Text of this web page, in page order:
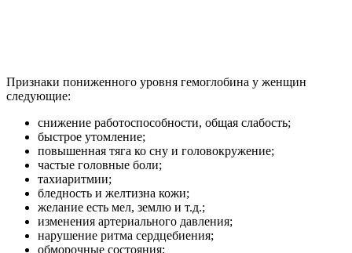
Признаки пониженного уровня гемоглобина у женщин
следующие:
снижение работоспособности, общая слабость;
быстрое утомление;
повышенная тяга ко сну и головокружение;
частые головные боли;
тахиаритмии;
бледность и желтизна кожи;
желание есть мел, землю и т.д.;
изменения артериального давления;
нарушение ритма сердцебиения;
обморочные состояния;